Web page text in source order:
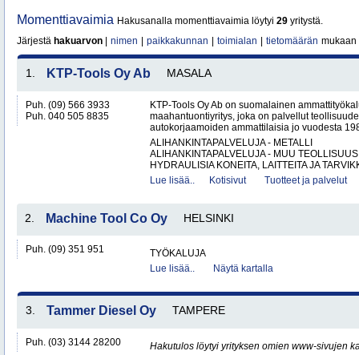
Momenttiavaimia Hakusanalla momenttiavaimia löytyi 29 yritystä.
Järjestä hakuarvon nimen paikkakunnan toimialan tietomäärän mukaan
1. KTP-Tools Oy Ab MASALA
Puh. (09) 566 3933
Puh. 040 505 8835
KTP-Tools Oy Ab on suomalainen
maahantuontiyritys, joka on palvellut
autokorjaamoiden ammattilaisia jo vuodesta
ALIHANKINTAPALVELUJA - METALLI
ALIHANKINTAPALVELUJA - MUU TEOLLISUUS
HYDRAULISIA KONEITA, LAITTEITA JA
Lue lisää..
Kotisivut Tuotteet ja palvelut
2. Machine Tool Co Oy HELSINKI
Puh. (09) 351 951
TYÖKALUJA
Lue lisää..
Näytä kartalla
3. Tammer Diesel Oy TAMPERE
Puh. (03) 3144 28200
Hakutulos löytyi yrityksen omien www-sivujen